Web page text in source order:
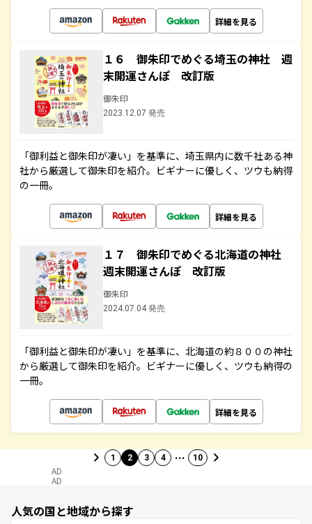
詳細を見る
１６ 御朱印でめぐる埼玉の神社 週
末開運さんぽ 改訂版
御朱印
2023.12.07 発売
「御利益と御朱印が凄い」を基準に、埼玉県内に数千社ある神
社から厳選して御朱印を紹介。ビギナーに優しく、ツウも納得
の一冊。
詳細を見る
１７ 御朱印でめぐる北海道の神社
週末開運さんぽ 改訂版
御朱印
2024.07.04 発売
「御利益と御朱印が凄い」を基準に、北海道の約８００の神社
から厳選して御朱印を紹介。ビギナーに優しく、ツウも納得の
一冊。
詳細を見る
1 2 3 4 … 10
AD
AD
人気の国と地域から探す